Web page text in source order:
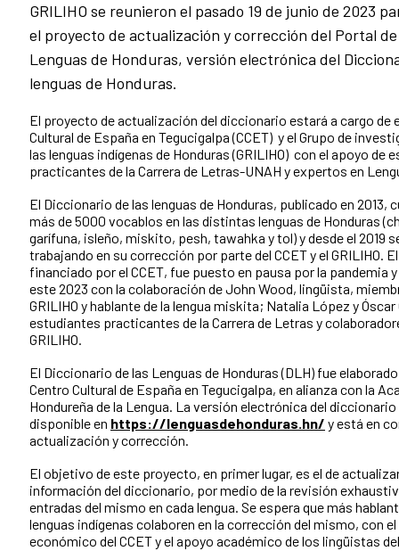
GRILIHO se reunieron el pasado 19 de junio de 2023
el proyecto de actualización y corrección del Portal
Lenguas de Honduras, versión electrónica del
lenguas de Honduras.
El proyecto de actualización del diccionario estará a cargo de
Cultural de España en Tegucigalpa (CCET) y el Grupo de
las lenguas indígenas de Honduras (GRILIHO) con el apoyo de
practicantes de la Carrera de Letras-UNAH y expertos en
El Diccionario de las lenguas de Honduras, publicado en 2013,
más de 5000 vocablos en las distintas lenguas de Honduras
garífuna, isleño, miskito, pesh, tawahka y tol) y desde el 2019
trabajando en su corrección por parte del CCET y el GRILIHO.
financiado por el CCET, fue puesto en pausa por la pandemia
este 2023 con la colaboración de John Wood, lingüista,
GRILIHO y hablante de la lengua miskita; Natalia López y Óscar
estudiantes practicantes de la Carrera de Letras y
GRILIHO.
El Diccionario de las Lenguas de Honduras (DLH) fue
Centro Cultural de España en Tegucigalpa, en alianza con la
Hondureña de la Lengua. La versión electrónica del
disponible en https://lenguasdehonduras.hn/ y está en
actualización y corrección.
El objetivo de este proyecto, en primer lugar, es el de
información del diccionario, por medio de la revisión
entradas del mismo en cada lengua. Se espera que más
lenguas indígenas colaboren en la corrección del mismo, con
económico del CCET y el apoyo académico de los lingüistas